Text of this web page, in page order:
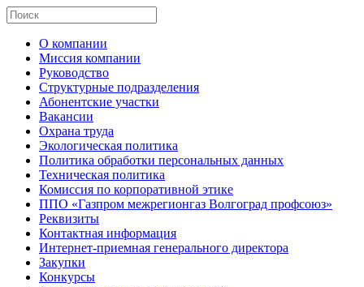
О компании
Миссия компании
Руководство
Структурные подразделения
Абонентские участки
Вакансии
Охрана труда
Экологическая политика
Политика обработки персональных данных
Техническая политика
Комиссия по корпоративной этике
ППО «Газпром межрегионгаз Волгоград профсоюз»
Реквизиты
Контактная информация
Интернет-приемная генерального директора
Закупки
Конкурсы